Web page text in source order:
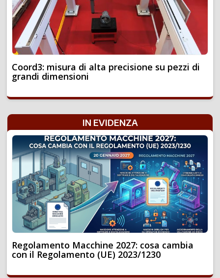
Coord3: misura di alta precisione su pezzi di
grandi dimensioni
IN EVIDENZA
Regolamento Macchine 2027: cosa cambia
con il Regolamento (UE) 2023/1230